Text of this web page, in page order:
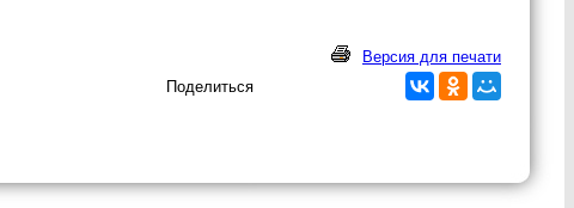
Версия для печати
Поделиться